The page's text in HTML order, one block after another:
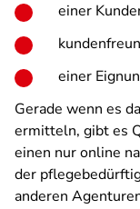
einer
einer
Gerade wenn es
ermitteln, gibt es
einen nur online
der
anderen